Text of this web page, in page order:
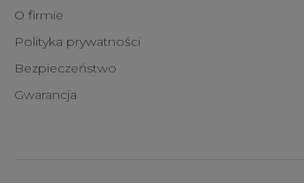
O firmie
Polityka prywatności
Bezpieczeństwo
Gwarancja